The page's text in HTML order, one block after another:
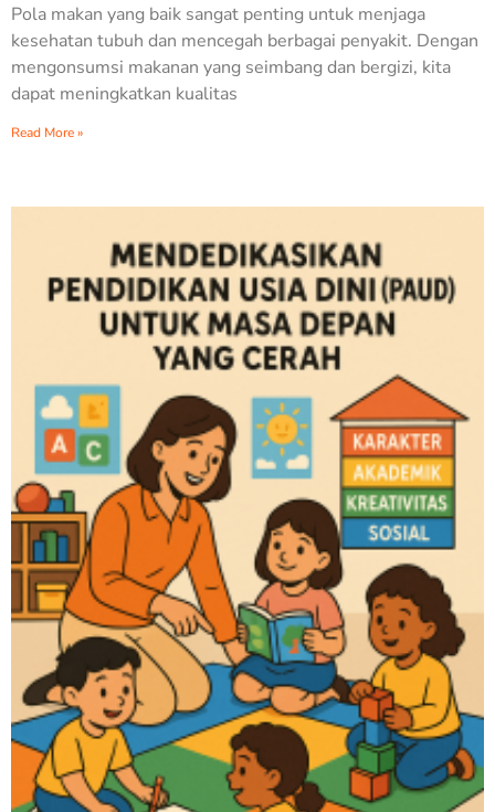
Pola makan yang baik sangat penting untuk menjaga
kesehatan tubuh dan mencegah berbagai penyakit. Dengan
mengonsumsi makanan yang seimbang dan bergizi, kita
dapat meningkatkan kualitas
Read More »